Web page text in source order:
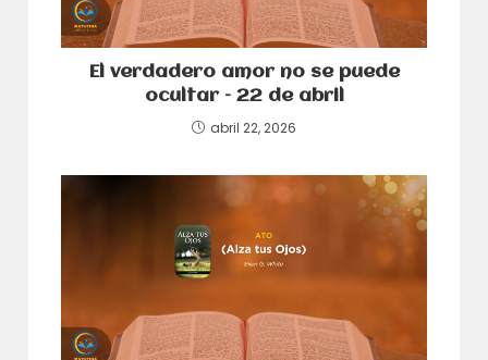
El verdadero amor no se puede
ocultar – 22 de abril
abril 22, 2026